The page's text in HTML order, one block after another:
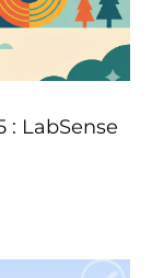
: LabSense